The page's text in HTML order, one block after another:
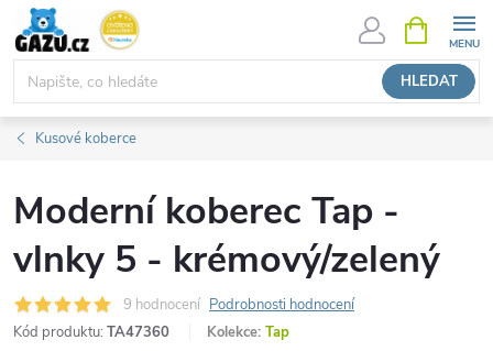
Přejít
obsah
HLEDAT
NÁKUPNÍ
KOŠÍK
Kusové koberce
Moderní koberec Tap -
vlnky 5 - krémový/zelený
9 hodnocení Podrobnosti hodnocení
Kód produktu: TA47360 Kolekce: Tap